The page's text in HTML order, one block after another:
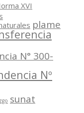
XVI
plame
N° 300-
Nº
sunat